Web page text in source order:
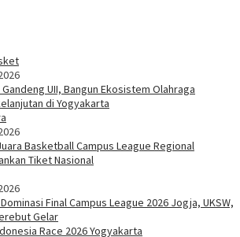
UII, Bangun Ekosistem Olahraga
di Yogyakarta
Basketball Campus League Regional
Tiket Nasional
Final Campus League 2026 Jogja, UKSW,
Gelar